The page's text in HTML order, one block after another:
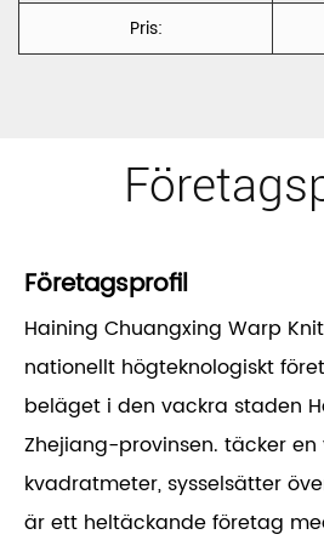
Pris:
Företagsprofil
Haining Chuangxing Warp
nationellt högteknologiskt
beläget i den vackra staden
Zhejiang-provinsen. täcker en
kvadratmeter, sysselsätter
är ett heltäckande företag